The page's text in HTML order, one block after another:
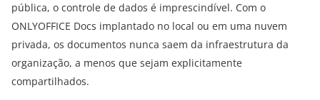
pública, o controle de dados é imprescindível. Com o
ONLYOFFICE Docs implantado no local ou em uma nuvem
privada, os documentos nunca saem da infraestrutura da
organização, a menos que sejam explicitamente
compartilhados.